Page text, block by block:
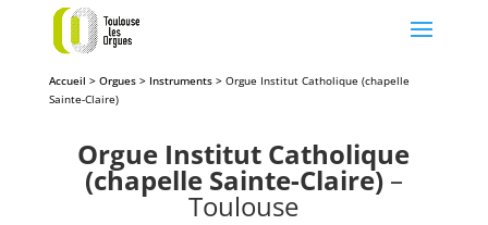
Accueil > Orgues > Instruments > Orgue Institut Catholique (chapelle
Sainte-Claire)
Orgue Institut Catholique
(chapelle Sainte-Claire) –
Toulouse